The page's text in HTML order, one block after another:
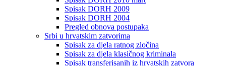
Spisak DORH 2009
Spisak DORH 2004
Pregled obnova postupaka
Srbi u hrvatskim zatvorima
Spisak za djela ratnog zločina
Spisak za djela klasičnog kriminala
Spisak transferisanih iz hrvatskih zatvora